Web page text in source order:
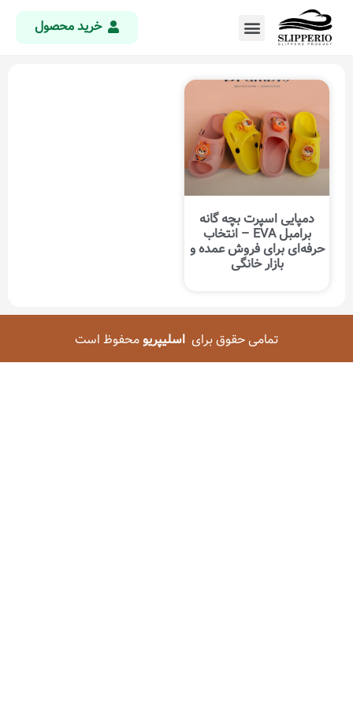
خرید محصول
دمپایی اسپرت بچه گانه
برامبل EVA – انتخاب
حرفه‌ای برای فروش عمده و
بازار خانگی
تمامی حقوق برایاسلیپریومحفوظ است